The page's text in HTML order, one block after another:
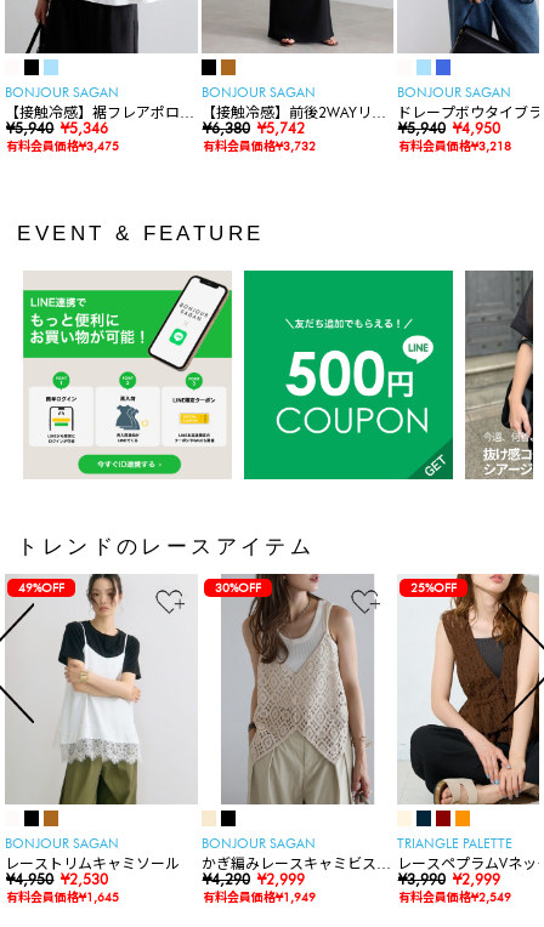
BONJOUR SAGAN
【接触冷感】裾フレアポロシ
ャツ
¥5,940 ¥5,346
有料会員価格¥3,475
BONJOUR SAGAN
【接触冷感】前後2WAYリブ
カットワンピース
¥6,380 ¥5,742
有料会員価格¥3,732
BONJOUR SAGAN
ドレープボウタイブ
ス
¥5,940 ¥4,950
有料会員価格¥3,218
EVENT & FEATURE
トレンドのレースアイテム
49%OFF
BONJOUR SAGAN
レーストリムキャミソール
¥4,950 ¥2,530
有料会員価格¥1,645
30%OFF
BONJOUR SAGAN
かぎ編みレースキャミビスチ
ェ
¥4,290 ¥2,999
有料会員価格¥1,949
25%OFF
TRIANGLE PALETTE
レースペプラムVネッ
ト
¥3,990 ¥2,999
有料会員価格¥2,549